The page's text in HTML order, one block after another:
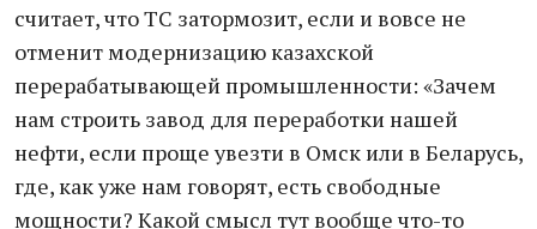
считает, что ТС затормозит, если и вовсе не
отменит модернизацию казахской
перерабатывающей промышленности: «Зачем
нам строить завод для переработки нашей
нефти, если проще увезти в Омск или в Беларусь,
где, как уже нам говорят, есть свободные
мощности? Какой смысл тут вообще что-то